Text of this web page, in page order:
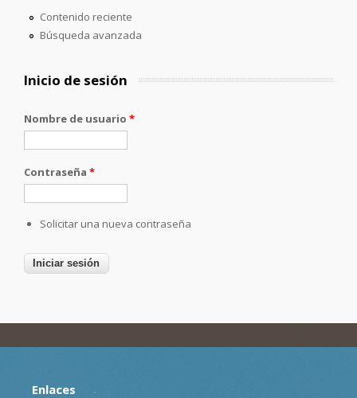
Contenido reciente
Búsqueda avanzada
Inicio de sesión
Nombre de usuario *
Contraseña *
Solicitar una nueva contraseña
Enlaces